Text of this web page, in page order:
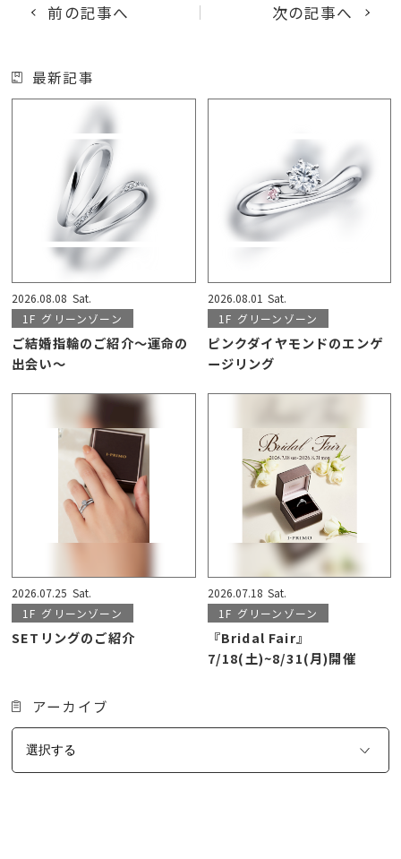
前の記事へ 次の記事へ
最新記事
2026.08.08 Sat.
1F グリーンゾーン
ご結婚指輪のご紹介～運命の
出会い～
2026.08.01 Sat.
1F グリーンゾーン
ピンクダイヤモンドのエンゲ
ージリング
2026.07.25 Sat.
1F グリーンゾーン
SETリングのご紹介
2026.07.18 Sat.
1F グリーンゾーン
『Bridal Fair』
7/18(土)~8/31(月)開催
アーカイブ